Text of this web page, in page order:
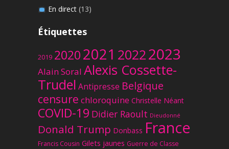
En direct(13)
Étiquettes
2019 20202021 20222023
Alain Soral Alexis Cossette-
Trudel Antipresse Belgique
censure chloroquine Christelle Néant
COVID-19 Didier Raoult Dieudonné
Donald Trump Donbass France
Francis Cousin Gilets jaunes Guerre de Classe